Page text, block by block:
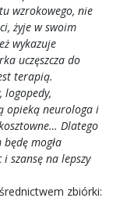
wzrokowego, nie
żyje w swoim
wykazuje
uczęszcza do
terapią.
logopedy,
opieką neurologa i
Dlatego
mogła
i szansę na lepszy
zbiórki: